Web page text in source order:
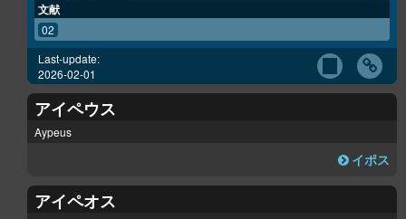
文献
02
Last-update:
2026-02-01
アイペウス
Aypeus
イポス
アイペオス